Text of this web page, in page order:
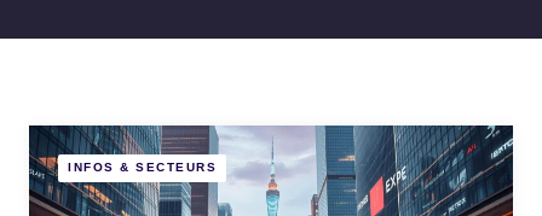
INFOS & SECTEURS